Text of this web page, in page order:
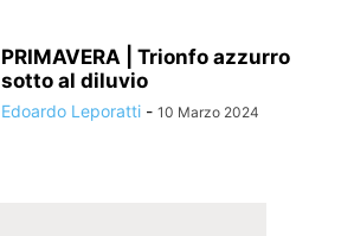
PRIMAVERA | Trionfo azzurro
sotto al diluvio
Edoardo Leporatti - 10 Marzo 2024